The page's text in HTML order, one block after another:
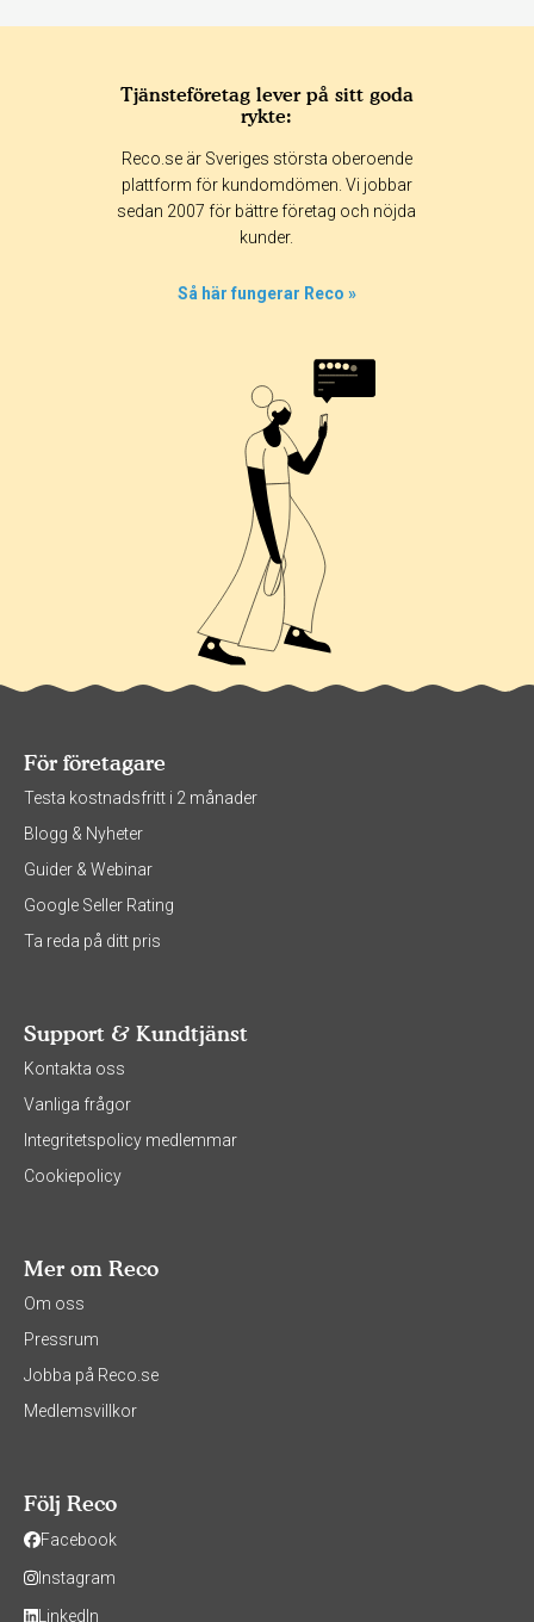
365 dagar 90 dagar
30 dagar
Tjänsteföretag lever på sitt goda
rykte:
Reco.se är Sveriges största oberoende
plattform för kundomdömen. Vi jobbar
sedan 2007 för bättre företag och nöjda
kunder.
Så här fungerar Reco »
För företagare
Testa kostnadsfritt i 2 månader
Blogg & Nyheter
Guider & Webinar
Google Seller Rating
Ta reda på ditt pris
Support & Kundtjänst
Kontakta oss
Vanliga frågor
Integritetspolicy medlemmar
Cookiepolicy
Mer om Reco
Om oss
Pressrum
Jobba på Reco.se
Medlemsvillkor
Följ Reco
Facebook
Instagram
LinkedIn